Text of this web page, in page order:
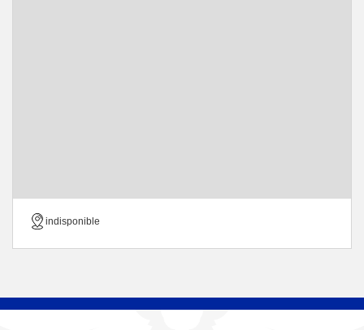
indisponible